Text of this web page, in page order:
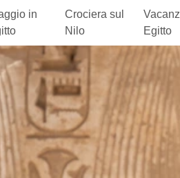
in
Crociera sul
Nilo
Egitto